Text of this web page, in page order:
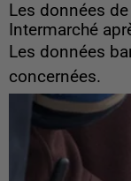
Les données
Intermarché
Les données
concernées.